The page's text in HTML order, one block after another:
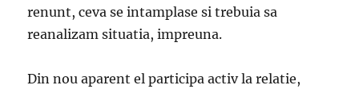
renunt, ceva se intamplase si trebuia sa
reanalizam situatia, impreuna.
Din nou aparent el participa activ la relatie,